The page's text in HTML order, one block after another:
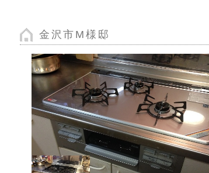
金沢市M様邸